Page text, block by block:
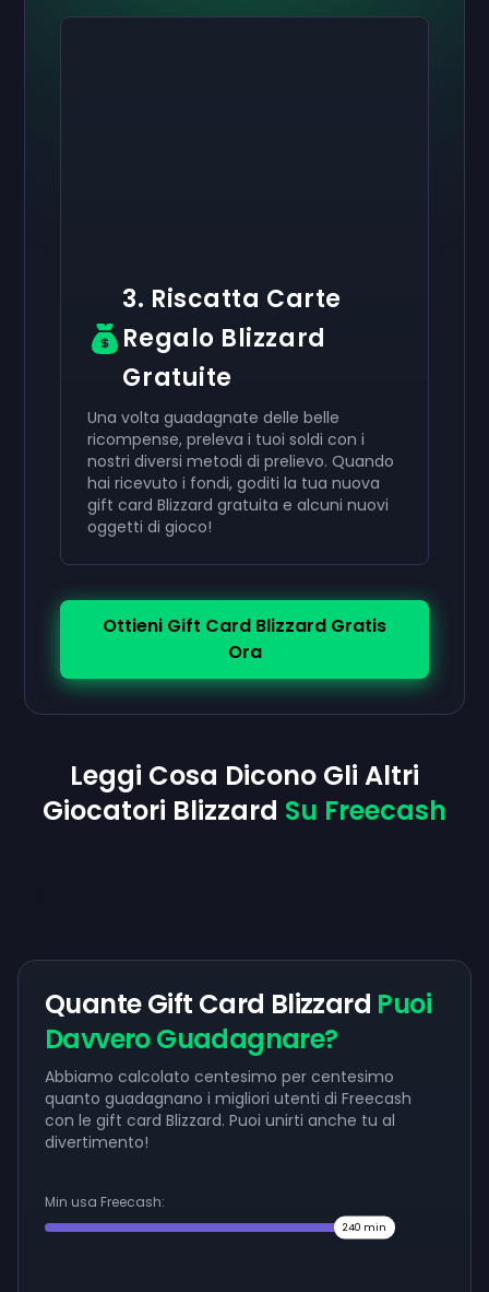
3. Riscatta Carte
Regalo Blizzard
Gratuite
Una volta guadagnate delle belle
ricompense, preleva i tuoi soldi con i
nostri diversi metodi di prelievo. Quando
hai ricevuto i fondi, goditi la tua nuova
gift card Blizzard gratuita e alcuni nuovi
oggetti di gioco!
Ottieni Gift Card Blizzard Gratis
Ora
Leggi Cosa Dicono Gli Altri
Giocatori Blizzard Su Freecash
Quante Gift Card Blizzard Puoi
Davvero Guadagnare?
Abbiamo calcolato centesimo per centesimo
quanto guadagnano i migliori utenti di Freecash
con le gift card Blizzard. Puoi unirti anche tu al
divertimento!
Min usa Freecash:
240 min